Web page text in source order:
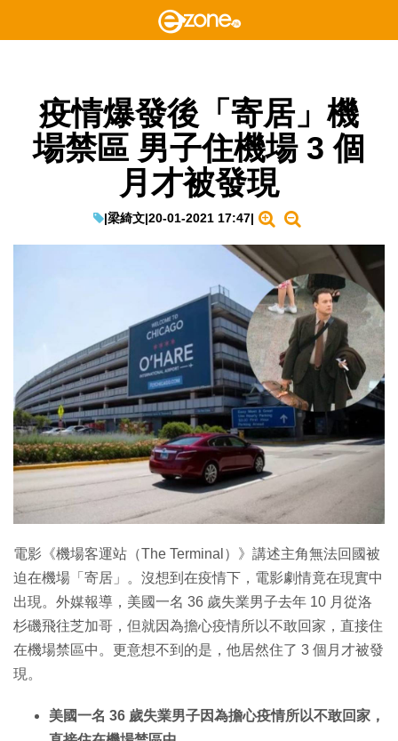
疫情爆發後「寄居」機
場禁區 男子住機場 3 個
月才被發現
|梁綺文|20-01-2021 17:47|
電影《機場客運站（The Terminal）》講述主角無法回國被
迫在機場「寄居」。沒想到在疫情下，電影劇情竟在現實中
出現。外媒報導，美國一名 36 歲失業男子去年 10 月從洛
杉磯飛往芝加哥，但就因為擔心疫情所以不敢回家，直接住
在機場禁區中。更意想不到的是，他居然住了 3 個月才被發
現。
美國一名 36 歲失業男子因為擔心疫情所以不敢回家，